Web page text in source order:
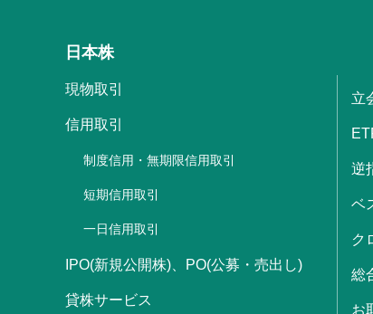
日本株
現物取引
信用取引
制度信用・無期限信用取引
短期信用取引
一日信用取引
IPO(新規公開株)、PO(公募・売出し)
貸株サービス
立
逆
ベ
ク
総
お